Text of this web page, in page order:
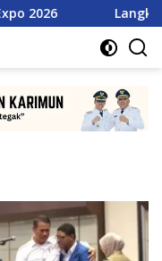
Langkah